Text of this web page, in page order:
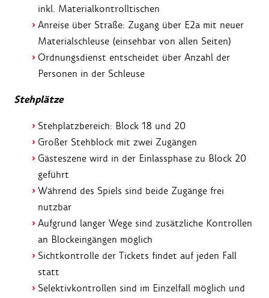
inkl. Materialkontrolltischen
Anreise über Straße: Zugang über E2a mit neuer
Materialschleuse (einsehbar von allen Seiten)
Ordnungsdienst entscheidet über Anzahl der
Personen in der Schleuse
Stehplätze
Stehplatzbereich: Block 18 und 20
Großer Stehblock mit zwei Zugängen
Gästeszene wird in der Einlassphase zu Block 20
geführt
Während des Spiels sind beide Zugänge frei
nutzbar
Aufgrund langer Wege sind zusätzliche Kontrollen
an Blockeingängen möglich
Sichtkontrolle der Tickets findet auf jeden Fall
statt
Selektivkontrollen sind im Einzelfall möglich und